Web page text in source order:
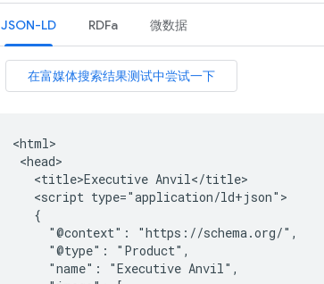
JSON-LD RDFa 微数据
<html>
  <head>
    <title>Executive Anvil</title>
    <script type="application/ld+json">
    {
      "@context": "https://schema.org/",
      "@type": "Product",
      "name": "Executive Anvil",